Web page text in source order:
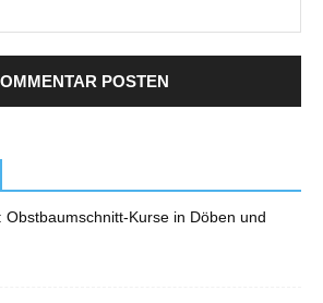
Obstbaumschnitt-Kurse in Döben und